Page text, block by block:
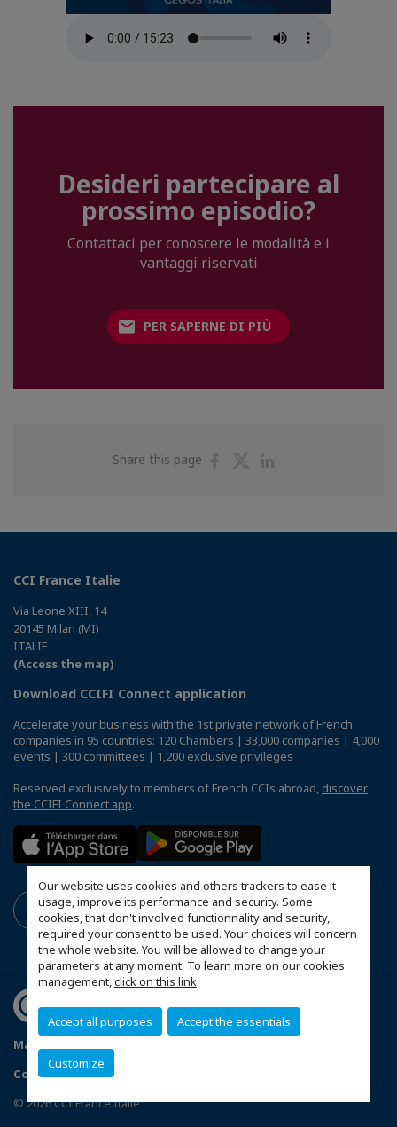
Our website uses cookies and others trackers to ease it
usage, improve its performance and security. Some
cookies, that don't involved functionnality and security,
required your consent to be used. Your choices will concern
the whole website. You will be allowed to change your
parameters at any moment. To learn more on our cookies
management,click on this link.
Accept all purposes Accept the essentials
Customize
Desideri partecipare al
prossimo episodio?
Contattaci per conoscere le modalità e i
vantaggi riservati
PER SAPERNE DI PIÙ
Share this page
ShareShare
CCI France Italie
Via Leone XIII, 14
20145 Milan (MI)
ITALIE
(Access the map)
Download CCIFI Connect application
Accelerate your business with the 1st private network of French
companies in 95 countries: 120 Chambers | 33,000 companies | 4,000
events | 300 committees | 1,200 exclusive privileges
Reserved exclusively to members of French CCIs abroad, discover
the CCIFI Connect app.
Mappa del sito
Configurare le preferenze dei cookie
© 2026 CCI France Italie